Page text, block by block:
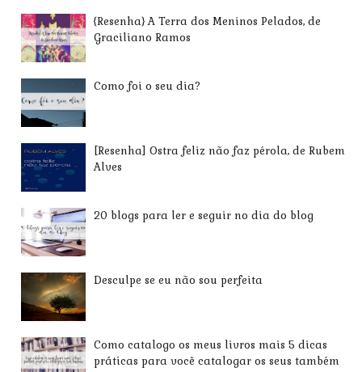
{Resenha} A Terra dos Meninos Pelados, de
Graciliano Ramos
Como foi o seu dia?
[Resenha] Ostra feliz não faz pérola, de Rubem
Alves
20 blogs para ler e seguir no dia do blog
Desculpe se eu não sou perfeita
Como catalogo os meus livros mais 5 dicas
práticas para você catalogar os seus também